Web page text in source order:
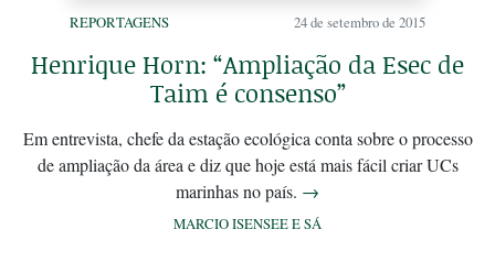
REPORTAGENS 24 de setembro de 2015
Henrique Horn: “Ampliação da Esec de
Taim é consenso”
Em entrevista, chefe da estação ecológica conta sobre o processo
de ampliação da área e diz que hoje está mais fácil criar UCs
marinhas no país. →
MARCIO ISENSEE E SÁ